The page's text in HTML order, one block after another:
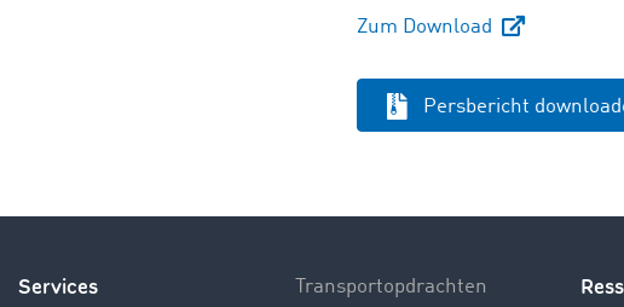
Zum Download
Persbericht
Services Transportopdrachten